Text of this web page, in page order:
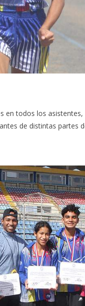
en todos los
de distintas partes